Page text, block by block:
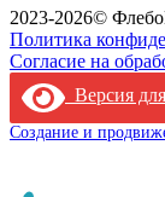
2023-2026©
Политика
Согласие на
Версия
Создание и